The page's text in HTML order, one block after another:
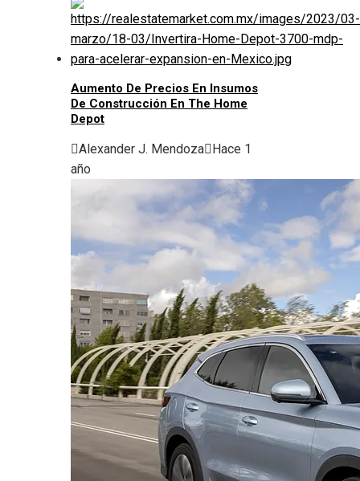
Aumento De Precios En Insumos
De Construcción En The Home
Depot
Alexander J. Mendoza Hace 1
año